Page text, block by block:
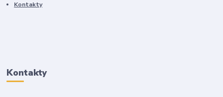
Kontakty
Kontakty